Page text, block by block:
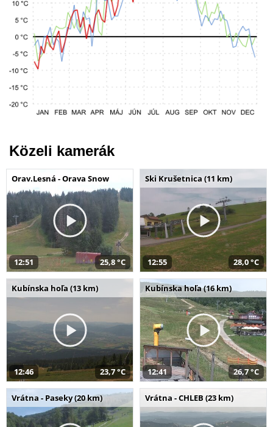
Közeli kamerák
Orav.Lesná - Orava Snow
12:51 25,8 °C
Ski Krušetnica (11 km)
12:55 28,0 °C
Kubínska hoľa (13 km)
12:46 23,7 °C
Kubínska hoľa (16 km)
12:41 26,7 °C
Vrátna - Paseky (20 km) Vrátna - CHLEB (23 km)